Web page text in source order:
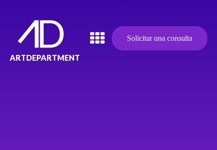
ARTDEPARTMENT
Solicitar una consulta